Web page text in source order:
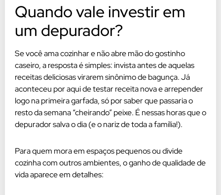
Quando vale investir em
um depurador?
Se você ama cozinhar e não abre mão do gostinho
caseiro, a resposta é simples: invista antes de aquelas
receitas deliciosas virarem sinônimo de bagunça. Já
aconteceu por aqui de testar receita nova e arrepender
logo na primeira garfada, só por saber que passaria o
resto da semana “cheirando” peixe. É nessas horas que o
depurador salva o dia (e o nariz de toda a família!).
Para quem mora em espaços pequenos ou divide
cozinha com outros ambientes, o ganho de qualidade de
vida aparece em detalhes: